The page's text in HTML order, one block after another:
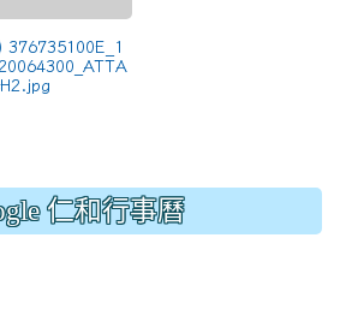
376735100E_1
仁和行事曆